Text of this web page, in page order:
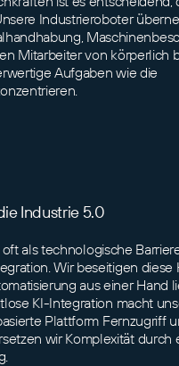
Industrieroboter
Mitarbeiter von körperlich
Aufgaben wie die
Industrie 5.0
als technologische
Wir beseitigen diese
aus einer Hand
KI-Integration macht
Plattform Fernzugriff
wir Komplexität durch